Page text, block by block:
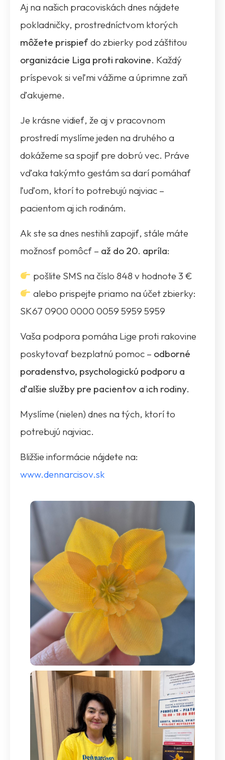
Aj na našich pracoviskách dnes nájdete
pokladničky, prostredníctvom ktorých
môžete prispieť do zbierky pod záštitou
organizácie Liga proti rakovine. Každý
príspevok si veľmi vážime a úprimne zaň
ďakujeme.
Je krásne vidieť, že aj v pracovnom
prostredí myslíme jeden na druhého a
dokážeme sa spojiť pre dobrú vec. Práve
vďaka takýmto gestám sa darí pomáhať
ľuďom, ktorí to potrebujú najviac –
pacientom aj ich rodinám.
Ak ste sa dnes nestihli zapojiť, stále máte
možnosť pomôcť – až do 20. apríla:
pošlite SMS na číslo 848 v hodnote 3 €
alebo prispejte priamo na účet zbierky:
SK67 0900 0000 0059 5959 5959
Vaša podpora pomáha Lige proti rakovine
poskytovať bezplatnú pomoc – odborné
poradenstvo, psychologickú podporu a
ďalšie služby pre pacientov a ich rodiny.
Myslíme (nielen) dnes na tých, ktorí to
potrebujú najviac.
Bližšie informácie nájdete na:
www.dennarcisov.sk